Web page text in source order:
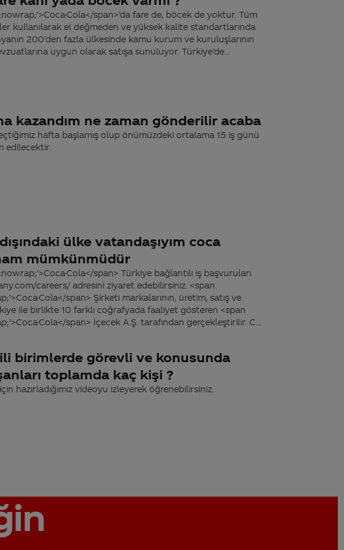
Cola</span>’da fare de, böcek de yoktur. Tüm
kullanılarak el değmeden ve yüksek kalite standartlarında
200'den fazla ülkesinde kamu kurum ve kuruluşlarının
uygun olarak satışa sunuluyor. Türkiye’de...
kazandım ne zaman gönderilir acaba
hafta başlamış olup önümüzdeki ortalama 15 iş günü
edilecektir.
ülke vatandaşıyım coca
mümkünmüdür
Cola</span> Türkiye bağlantılı iş başvuruları
careers/ adresini ziyaret edebilirsiniz. <span
Cola</span> Şirketi markalarının, üretim, satış ve
ile birlikte 10 farklı coğrafyada faaliyet gösteren <span
Cola</span> İçecek A.Ş. tarafından gerçekleştirilir. C...
birimlerde görevli ve konusunda
toplamda kaç kişi ?
hazırladığımız videoyu izleyerek öğrenebilirsiniz.